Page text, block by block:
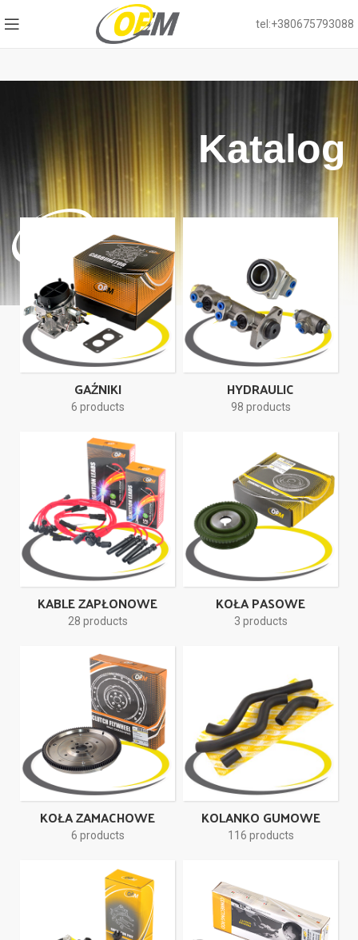
tel:+380675793088
Katalog
GAŹNIKI
6 products
HYDRAULIC
98 products
KABLE ZAPŁONOWE
28 products
KOŁA PASOWE
3 products
KOŁA ZAMACHOWE
6 products
KOLANKO GUMOWE
116 products